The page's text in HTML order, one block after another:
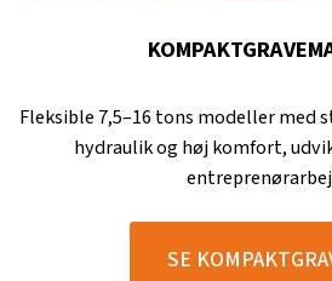
Fleksible 7,5–16 tons modeller
hydraulik og høj komfort,
SE